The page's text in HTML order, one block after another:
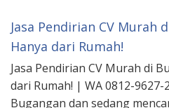
Jasa Pendirian CV Murah
Hanya dari Rumah!
Jasa Pendirian CV Murah di
dari Rumah! | WA 0812-9627-
Bugangan dan sedang